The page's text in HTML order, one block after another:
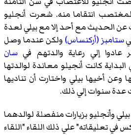
انتقاما منه. شعرت أنجليو
مع أحد إلا مع بيلي لعدة
(أركنساس)ولكن عندما وصل
إلي رعاية والدتهم في سان
كانت أنجيلو معاندة لوالدتها
بيلي واختارت أن تناديها
إلي ذلك.
بزيارات منفصلة لوالدهما
علي ذلك اللقاء "اللقاء